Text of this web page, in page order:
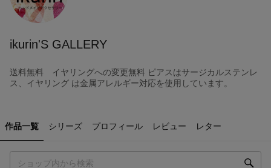
ikurin'S GALLERY
送料無料 イヤリングへの変更無料 ピアスはサージカルステンレ
ス、イヤリング は金属アレルギー対応を使用しています。
作品一覧 シリーズ プロフィール レビュー レター